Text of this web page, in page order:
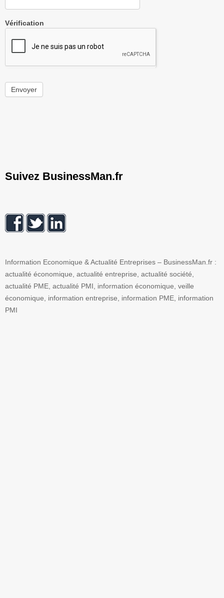
Vérification
Envoyer
Suivez BusinessMan.fr
Information Economique & Actualité Entreprises – BusinessMan.fr :
actualité économique, actualité entreprise, actualité société,
actualité PME, actualité PMI, information économique, veille
économique, information entreprise, information PME, information
PMI